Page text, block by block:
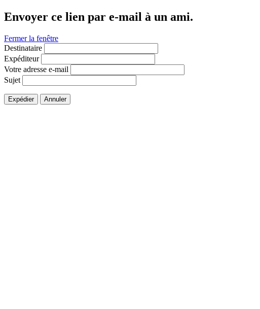
Envoyer ce lien par e-mail à un ami.
Fermer la fenêtre
Destinataire
Expéditeur
Votre adresse e-mail
Sujet
Expédier Annuler